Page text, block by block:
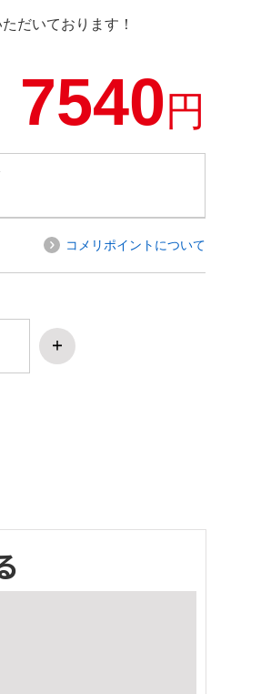
だいております！
7540円
コメリポイントについて